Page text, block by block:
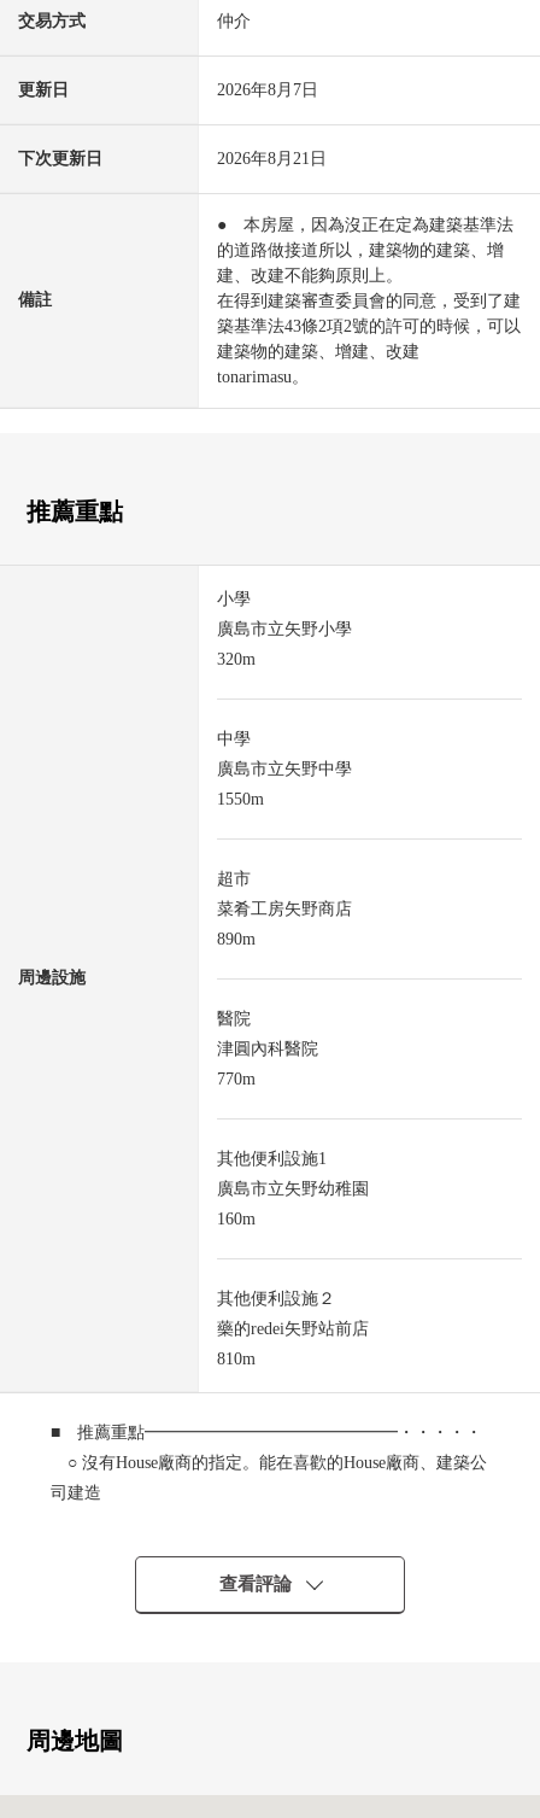
交易方式 仲介
更新日 2026年8月7日
下次更新日 2026年8月21日
備註
● 本房屋，因為沒正在定為建築基準法
的道路做接道所以，建築物的建築、增
建、改建不能夠原則上。
在得到建築審查委員會的同意，受到了建
築基準法43條2項2號的許可的時候，可以
建築物的建築、增建、改建
tonarimasu。
推薦重點
周邊設施
小學
廣島市立矢野小學
320m
中學
廣島市立矢野中學
1550m
超市
菜肴工房矢野商店
890m
醫院
津圓內科醫院
770m
其他便利設施1
廣島市立矢野幼稚園
160m
其他便利設施２
藥的redei矢野站前店
810m
■ 推薦重點━━━━━━━━━━━━━━━・・・・・
○ 沒有House廠商的指定。能在喜歡的House廠商、建築公
司建造
○ 用地面積是約76坪
・是否最好開始什麼雖然是否是否"出售是以前購買是以
查看評論
周邊地圖